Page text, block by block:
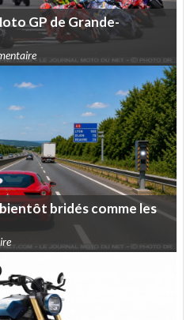
GPdeGrande-
bientôt bridéscommeles